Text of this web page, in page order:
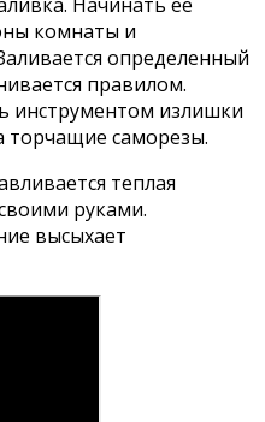
комнаты и
определенный
правилом.
инструментом излишки
торчащие саморезы.
теплая
руками.
высыхает